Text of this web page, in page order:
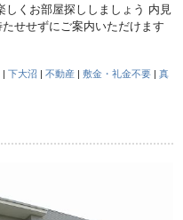
くお部屋探ししましょう 内見
せせずにご案内いただけます
|下大沼 |不動産 |敷金・礼金不要 |真